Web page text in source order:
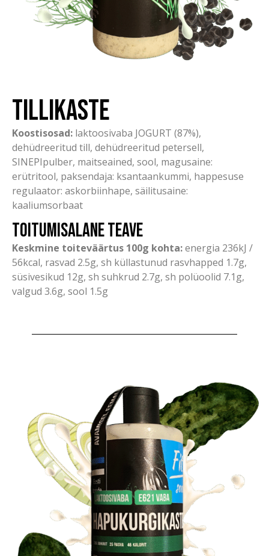
Tillikaste
Koostisosad: laktoosivaba JOGURT (87%),
dehüdreeritud till, dehüdreeritud petersell,
SINEPIpulber, maitseained, sool, magusaine:
erütritool, paksendaja: ksantaankummi, happesuse
regulaator: askorbiinhape, säilitusaine:
kaaliumsorbaat
Toitumisalane teave
Keskmine toiteväärtus 100g kohta:energia 236kJ /
56kcal, rasvad 2.5g, sh küllastunud rasvhapped 1.7g,
süsivesikud 12g, sh suhkrud 2.7g, sh polüoolid 7.1g,
valgud 3.6g, sool 1.5g